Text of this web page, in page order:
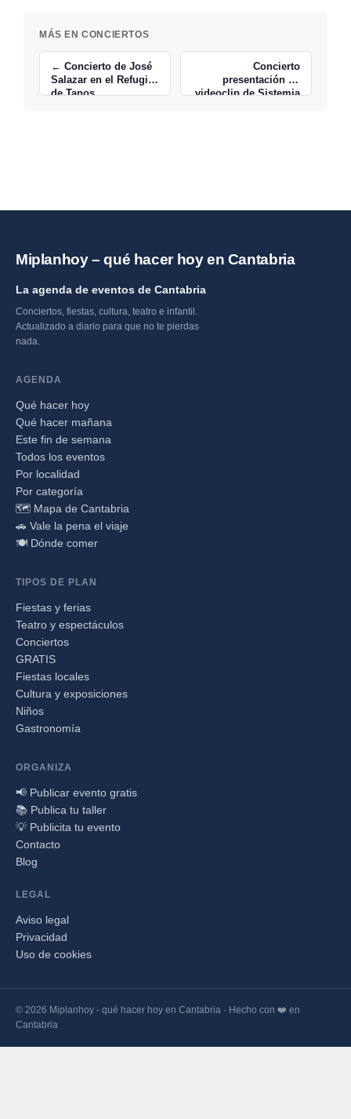
MÁS EN CONCIERTOS
← Concierto de José
Salazar en el Refugio
de Tanos
Concierto
presentación de
videoclip de Sistemia
Miplanhoy – qué hacer hoy en Cantabria
La agenda de eventos de Cantabria
Conciertos, fiestas, cultura, teatro e infantil.
Actualizado a diario para que no te pierdas
nada.
AGENDA
Qué hacer hoy
Qué hacer mañana
Este fin de semana
Todos los eventos
Por localidad
Por categoría
🗺️ Mapa de Cantabria
🚗 Vale la pena el viaje
🍽️ Dónde comer
TIPOS DE PLAN
Fiestas y ferias
Teatro y espectáculos
Conciertos
GRATIS
Fiestas locales
Cultura y exposiciones
Niños
Gastronomía
ORGANIZA
📢 Publicar evento gratis
📚 Publica tu taller
💡 Publicita tu evento
Contacto
Blog
LEGAL
Aviso legal
Privacidad
Uso de cookies
© 2026 Miplanhoy - qué hacer hoy en Cantabria · Hecho con ❤️ en
Cantabria